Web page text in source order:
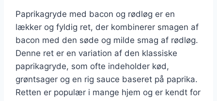
Paprikagryde med bacon og rødløg er en
lækker og fyldig ret, der kombinerer smagen af
bacon med den søde og milde smag af rødløg.
Denne ret er en variation af den klassiske
paprikagryde, som ofte indeholder kød,
grøntsager og en rig sauce baseret på paprika.
Retten er populær i mange hjem og er kendt for